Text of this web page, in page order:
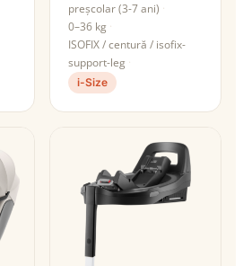
preșcolar (3-7 ani)
0–36 kg
ISOFIX / centură / isofix-
support-leg
i-Size